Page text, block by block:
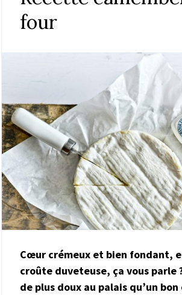
four
Cœur crémeux et bien fondant,
croûte duveteuse, ça vous parle
de plus doux au palais qu’un